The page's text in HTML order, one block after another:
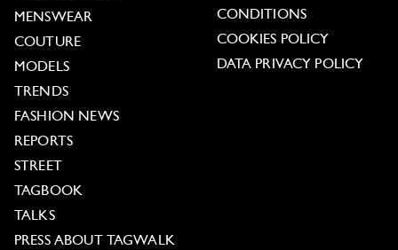
MENSWEAR
COUTURE
MODELS
TRENDS
FASHION NEWS
REPORTS
STREET
TAGBOOK
TALKS
PRESS ABOUT TAGWALK
CONDITIONS
COOKIES POLICY
DATA PRIVACY POLICY